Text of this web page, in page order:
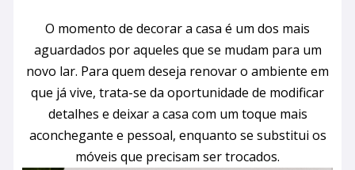
O momento de decorar a casa é um dos mais
aguardados por aqueles que se mudam para um
novo lar. Para quem deseja renovar o ambiente em
que já vive, trata-se da oportunidade de modificar
detalhes e deixar a casa com um toque mais
aconchegante e pessoal, enquanto se substitui os
móveis que precisam ser trocados.